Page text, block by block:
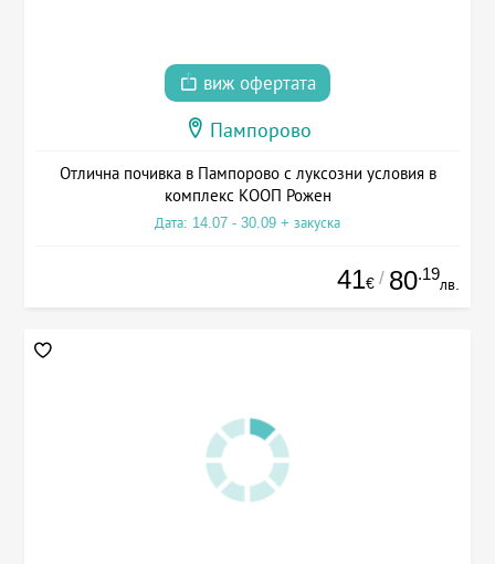
виж офертата
Пампорово
Отлична почивка в Пампорово с луксозни условия в
комплекс КООП Рожен
Дата: 14.07 - 30.09 + закуска
41€ / 80.19
лв.